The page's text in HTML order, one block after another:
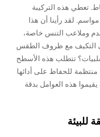
تعطي هذه التركيبة
لقد رأينا أن هذا
وملاعب التنس خاصة،
التكيف مع ظروف الطقس
تتطلب هذه الأسطح
منتظمة للحفاظ على أدائها
هذه العوامل بدقة
للبيئة